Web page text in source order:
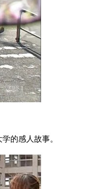
的感人故事。